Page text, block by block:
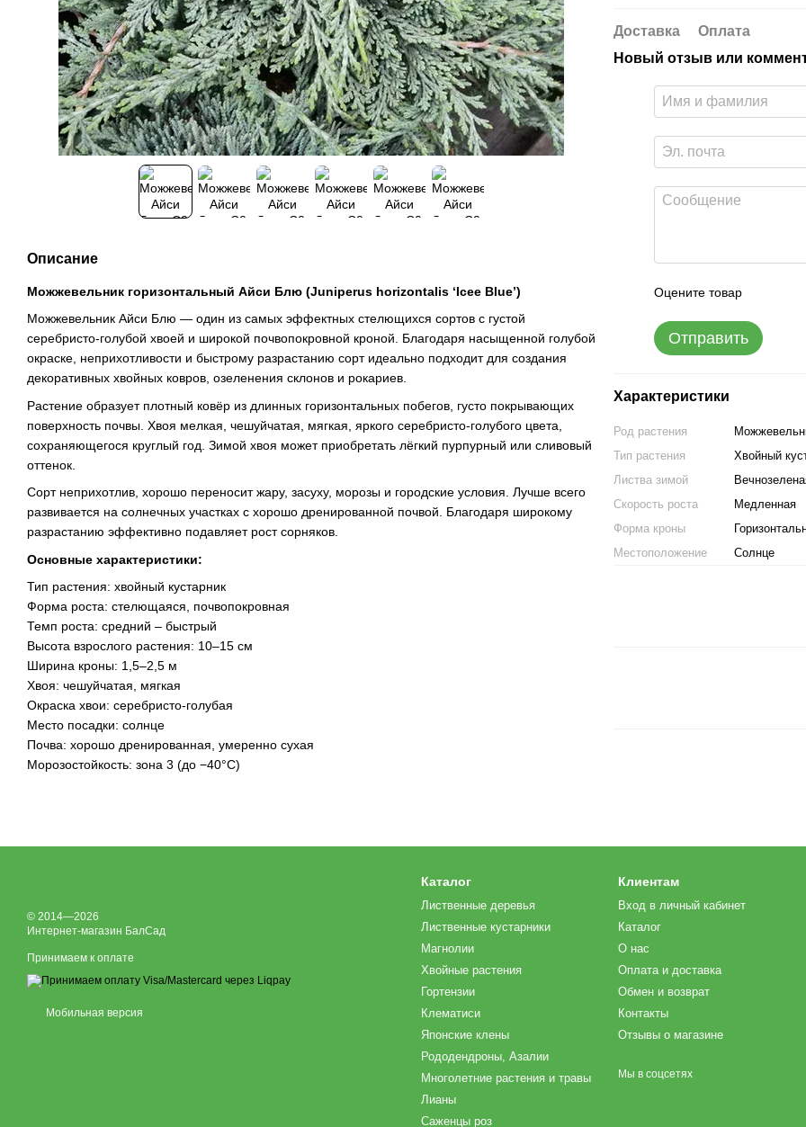
Описание
Можжевельник горизонтальный Айси Блю (Juniperus horizontalis ‘Icee Blue’)
Можжевельник Айси Блю — один из самых эффектных стелющихся сортов с густой
серебристо-голубой хвоей и широкой почвопокровной кроной. Благодаря насыщенной голубой
окраске, неприхотливости и быстрому разрастанию сорт идеально подходит для создания
декоративных хвойных ковров, озеленения склонов и рокариев.
Растение образует плотный ковёр из длинных горизонтальных побегов, густо покрывающих
поверхность почвы. Хвоя мелкая, чешуйчатая, мягкая, яркого серебристо-голубого цвета,
сохраняющегося круглый год. Зимой хвоя может приобретать лёгкий пурпурный или сливовый
оттенок.
Сорт неприхотлив, хорошо переносит жару, засуху, морозы и городские условия. Лучше всего
развивается на солнечных участках с хорошо дренированной почвой. Благодаря широкому
разрастанию эффективно подавляет рост сорняков.
Основные характеристики:
Тип растения: хвойный кустарник
Форма роста: стелющаяся, почвопокровная
Темп роста: средний – быстрый
Высота взрослого растения: 10–15 см
Ширина кроны: 1,5–2,5 м
Хвоя: чешуйчатая, мягкая
Окраска хвои: серебристо-голубая
Место посадки: солнце
Почва: хорошо дренированная, умеренно сухая
Морозостойкость: зона 3 (до −40°C)
Доставка
Оплата
Новый отзыв или
Оцените товар
Отправить
Характеристики
Род растения
Тип растения
Хвойный
Листва зимой
Скорость роста
Медленная
Форма кроны
Местоположение
Солнце
© 2014—2026
Интернет-магазин БалСад
Принимаем к оплате
Мобильная версия
Каталог
Лиственные деревья
Лиственные кустарники
Магнолии
Хвойные растения
Гортензии
Клематиси
Японские клены
Рододендроны, Азалии
Многолетние растения и травы
Лианы
Саженцы роз
Клиентам
Вход в личный кабинет
Каталог
О нас
Оплата и доставка
Обмен и возврат
Контакты
Отзывы о магазине
Мы в соцсетях